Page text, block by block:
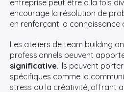
entreprise peut être à la fois
encourage la résolution de
en renforçant la connaissance
Les ateliers de team building
professionnels peuvent
significative. Ils peuvent
spécifiques comme la
stress ou la créativité, offrant